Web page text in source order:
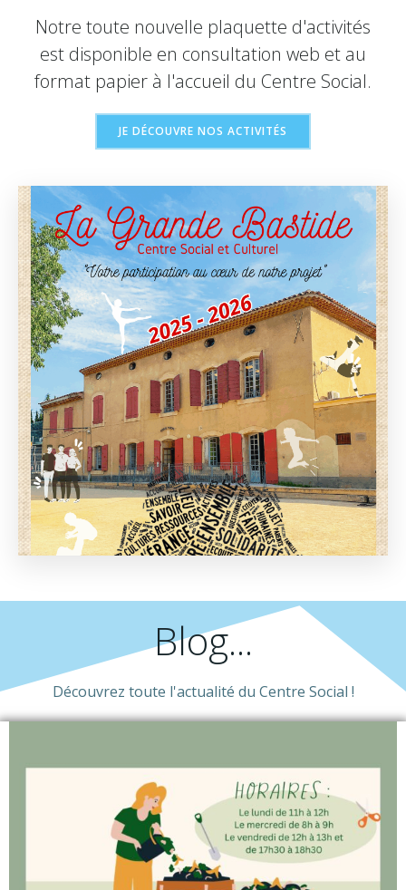
Notre toute nouvelle plaquette d'activités
est disponible en consultation web et au
format papier à l'accueil du Centre Social.
JE DÉCOUVRE NOS ACTIVITÉS
Blog...
Découvrez toute l'actualité du Centre Social !